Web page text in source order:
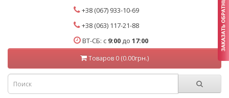
+38 (067) 933-10-69
+38 (063) 117-21-88
ВТ-СБ: с 9:00 до 17:00
Товаров 0 (0.00грн.)